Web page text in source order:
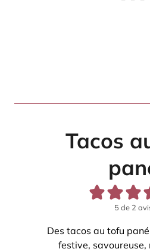
Tacos
5 de 2
Des tacos au tofu
festive, savoureuse,